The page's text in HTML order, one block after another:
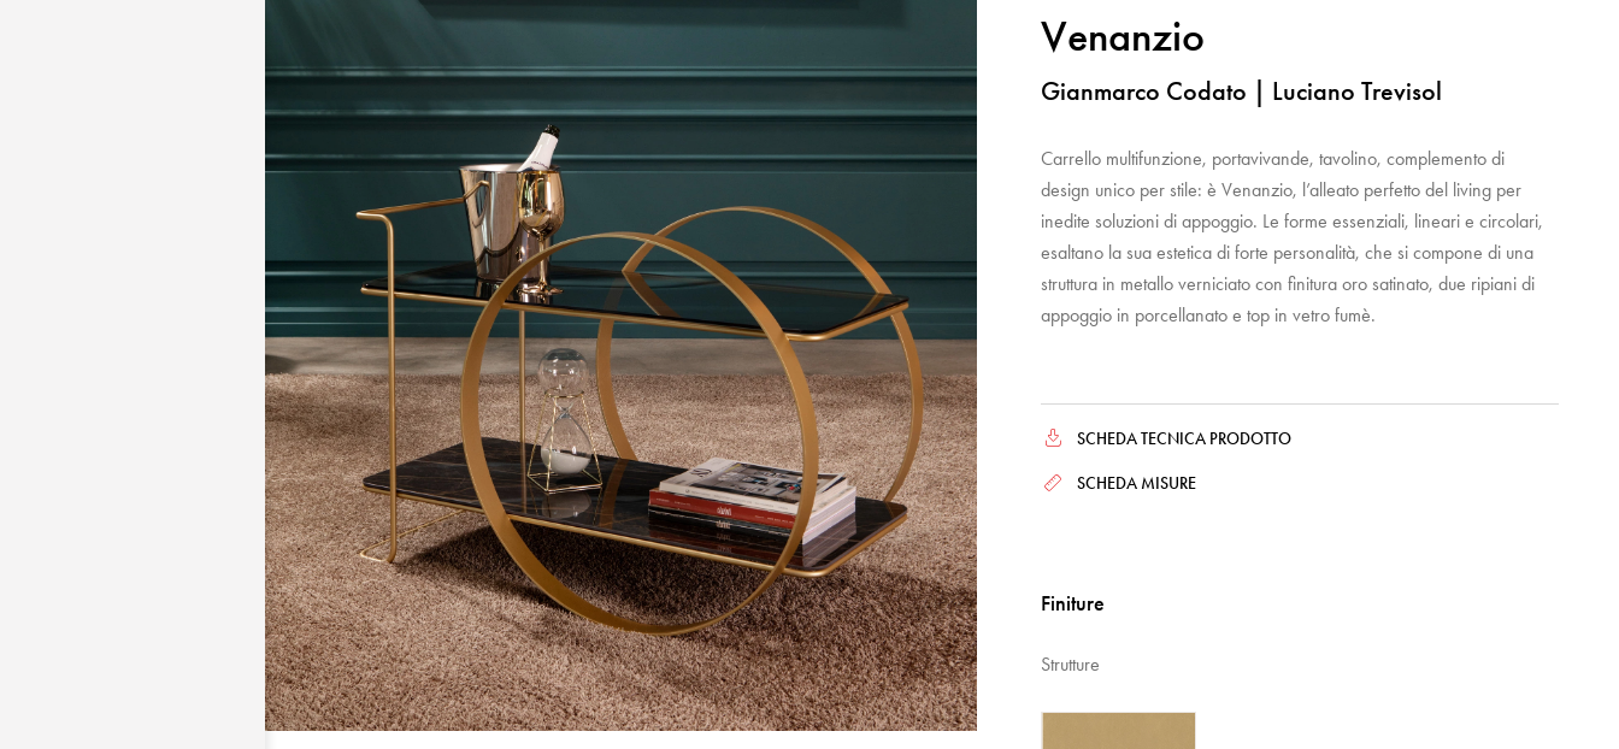
Venanzio
Gianmarco Codato | Luciano Trevisol
Carrello multifunzione, portavivande, tavolino, complemento di
design unico per stile: è Venanzio, l’alleato perfetto del living per
inedite soluzioni di appoggio. Le forme essenziali, lineari e circolari,
esaltano la sua estetica di forte personalità, che si compone di una
struttura in metallo verniciato con finitura oro satinato, due ripiani di
appoggio in porcellanato e top in vetro fumè.
SCHEDA TECNICA PRODOTTO
SCHEDA MISURE
Finiture
Strutture